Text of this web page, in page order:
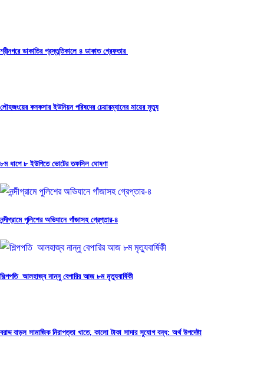
শ্রীনগরে ডাকাতির প্রস্তুতিকালে ৪ ডাকাত গ্রেফতার
লৌহজংয়ের কনকসার ইউনিয়ন পরিষদের চেয়ারম্যানের মায়ের মৃত্যু
৮ম ধাপে ৮ ইউপিতে ভোটের তফসিল ঘোষণা
নন্দীগ্রামে পুলিশের অভিযানে গাঁজাসহ গ্রেপ্তার-৪
শিল্পপতি আলহাজ্ব নান্নু বেপারির আজ ৮ম মৃত্যুবার্ষিকী
বরাদ্দ বাড়ল সামাজিক নিরাপত্তা খাতে, কালো টাকা সাদার সুযোগ বন্ধ: অর্থ উপদেষ্টা